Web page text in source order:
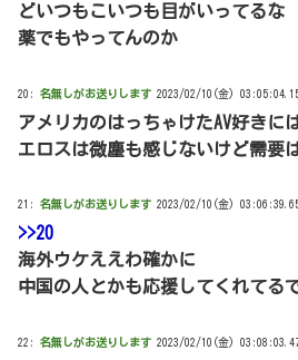
どいつもこいつも目がいってるな
薬でもやってんのか
20: 名無しがお送りします 2023/02/10(金)
アメリカのはっちゃけたAV好きに
エロスは微塵も感じないけど需要
21: 名無しがお送りします 2023/02/10(金)
>>20
海外ウケええわ確かに
中国の人とかも応援してくれてる
22: 名無しがお送りします 2023/02/10(金)